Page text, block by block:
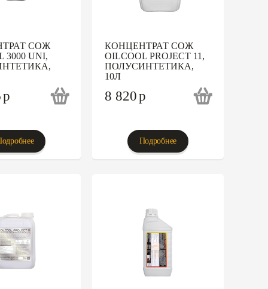
СОЖ
3000 UNI,
p
КОНЦЕНТРАТ СОЖ
OILCOOL PROJECT 11,
ПОЛУСИНТЕТИКА,
10Л
8 820p
Подробнее